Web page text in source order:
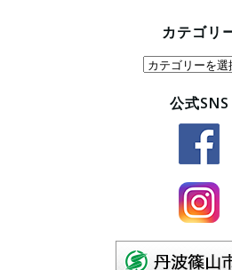
カテゴリ
カ
公式SNS